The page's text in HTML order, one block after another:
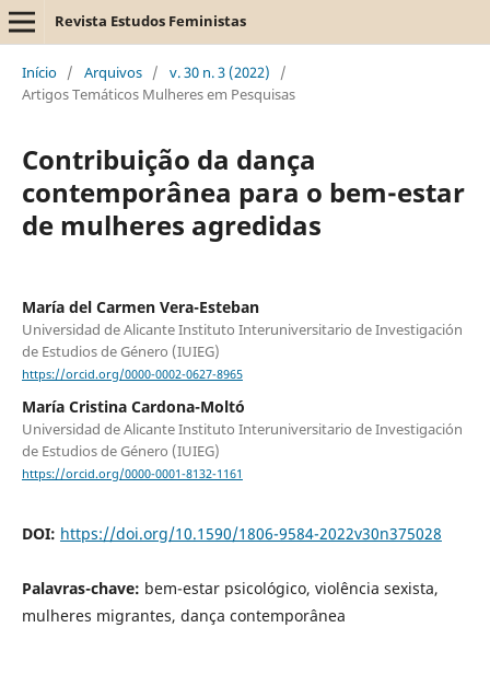
Revista Estudos Feministas
Início / Arquivos / v. 30 n. 3 (2022)
/
Artigos Temáticos Mulheres em Pesquisas
Contribuição da dança
contemporânea para o bem-estar
de mulheres agredidas
María del Carmen Vera-Esteban
Universidad de Alicante Instituto Interuniversitario de Investigación
de Estudios de Género (IUIEG)
https://orcid.org/0000-0002-0627-8965
María Cristina Cardona-Moltó
Universidad de Alicante Instituto Interuniversitario de Investigación
de Estudios de Género (IUIEG)
https://orcid.org/0000-0001-8132-1161
DOI: https://doi.org/10.1590/1806-9584-2022v30n375028
Palavras-chave: bem-estar psicológico, violência sexista,
mulheres migrantes, dança contemporânea